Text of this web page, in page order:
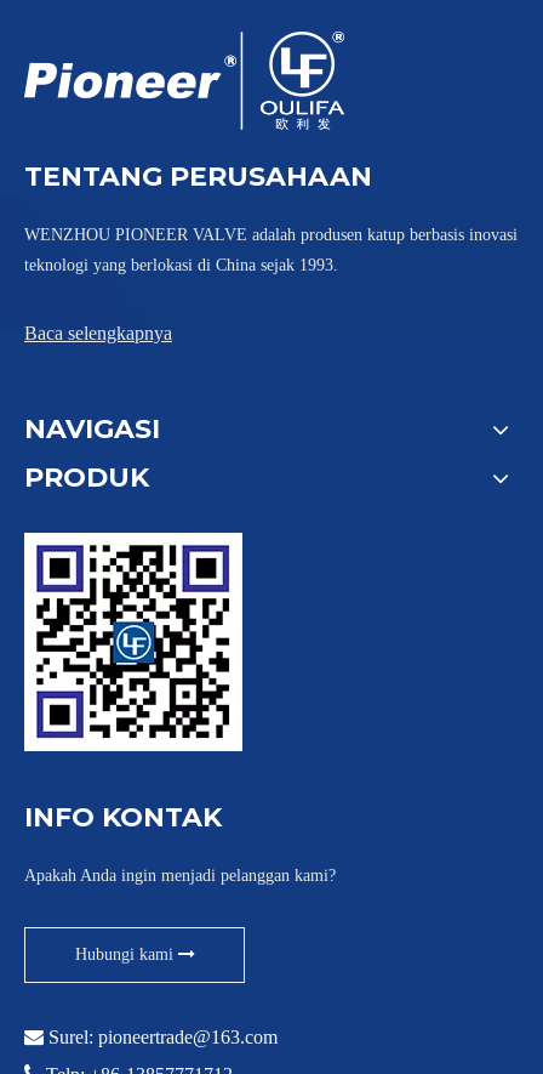
TENTANG PERUSAHAAN
WENZHOU PIONEER VALVE adalah produsen katup berbasis inovasi
teknologi yang berlokasi di China sejak 1993.
Baca selengkapnya
NAVIGASI
PRODUK
INFO KONTAK
Apakah Anda ingin menjadi pelanggan kami?
Hubungi kami
 Surel: pioneertrade@163.com